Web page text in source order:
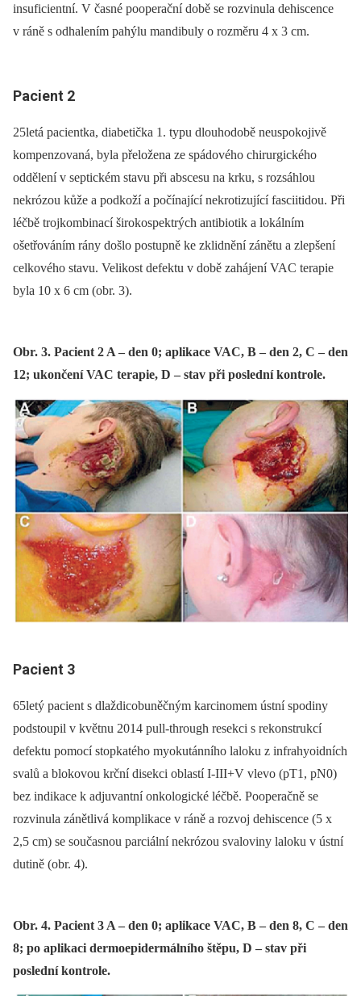
insuficientní. V časné pooperační době se rozvinula dehiscence
v ráně s odhalením pahýlu mandibuly o rozměru 4 x 3 cm.
Pacient 2
25letá pacientka, diabetička 1. typu dlouhodobě neuspokojivě
kompenzovaná, byla přeložena ze spádového chirurgického
oddělení v septickém stavu při abscesu na krku, s rozsáhlou
nekrózou kůže a podkoží a počínající nekrotizující fasciitidou. Při
léčbě trojkombinací širokospektrých antibiotik a lokálním
ošetřováním rány došlo postupně ke zklidnění zánětu a zlepšení
celkového stavu. Velikost defektu v době zahájení VAC terapie
byla 10 x 6 cm (obr. 3).
Obr. 3. Pacient 2 A – den 0; aplikace VAC, B – den 2, C – den
12; ukončení VAC terapie, D – stav při poslední kontrole.
Pacient 3
65letý pacient s dlaždicobuněčným karcinomem ústní spodiny
podstoupil v květnu 2014 pull-through resekci s rekonstrukcí
defektu pomocí stopkatého myokutánního laloku z infrahyoidních
svalů a blokovou krční disekci oblastí I-III+V vlevo (pT1, pN0)
bez indikace k adjuvantní onkologické léčbě. Pooperačně se
rozvinula zánětlivá komplikace v ráně a rozvoj dehiscence (5 x
2,5 cm) se současnou parciální nekrózou svaloviny laloku v ústní
dutině (obr. 4).
Obr. 4. Pacient 3 A – den 0; aplikace VAC, B – den 8, C – den
8; po aplikaci dermoepidermálního štěpu, D – stav při
poslední kontrole.